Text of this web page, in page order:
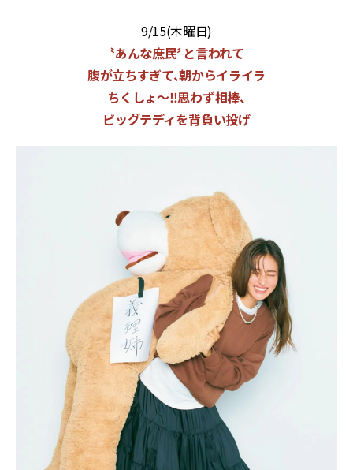
9/15(木曜日)
〝あんな庶民〞と言われて
腹が立ちすぎて、朝からイライラ
ちくしょ〜‼思わず相棒、
ビッグテディを背負い投げ